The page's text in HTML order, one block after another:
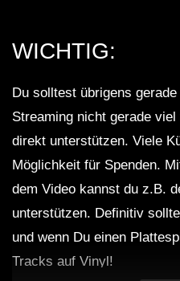
WICHTIG:
Du solltest übrigens
Streaming nicht gerade
direkt unterstützen. Viele
Möglichkeit für Spenden.
dem Video kannst du z.B.
unterstützen. Definitiv
und wenn Du einen
Tracks auf Vinyl!